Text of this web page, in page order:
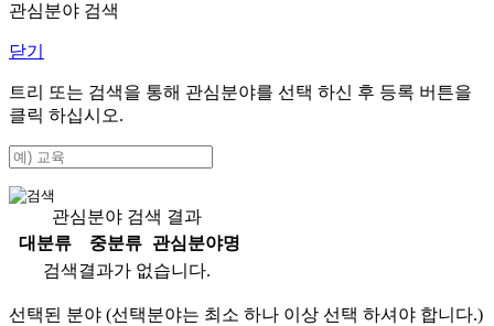
관심분야 검색
닫기
트리 또는 검색을 통해 관심분야를 선택 하신 후 등록 버튼을
클릭 하십시오.
관심분야 검색 결과
대분류
중분류
관심분야명
검색결과가 없습니다.
선택된 분야 (선택분야는 최소 하나 이상 선택 하셔야 합니다.)